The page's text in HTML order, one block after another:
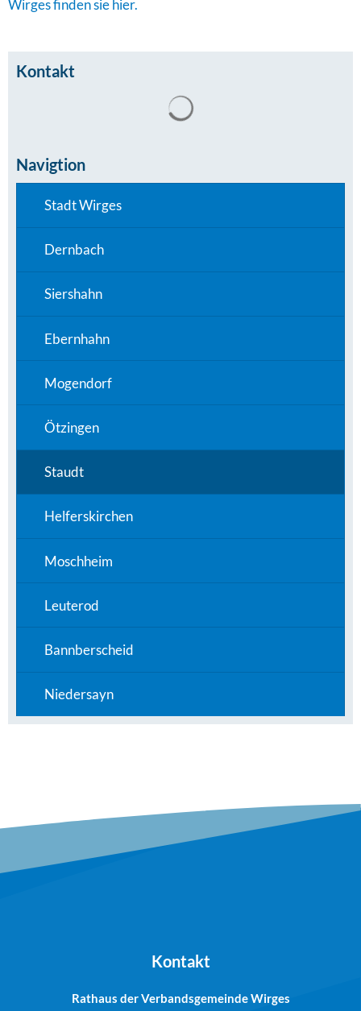
Wirges finden sie hier.
Kontakt
Navigtion
Stadt Wirges
Dernbach
Siershahn
Ebernhahn
Mogendorf
Ötzingen
Staudt
Helferskirchen
Moschheim
Leuterod
Bannberscheid
Niedersayn
Kontakt
Rathaus der Verbandsgemeinde Wirges